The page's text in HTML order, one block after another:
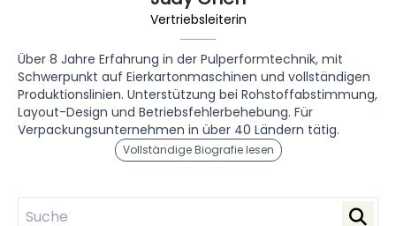
Vertriebsleiterin
Über 8 Jahre Erfahrung in der Pulperformtechnik, mit
Schwerpunkt auf Eierkartonmaschinen und vollständigen
Produktionslinien. Unterstützung bei Rohstoffabstimmung,
Layout-Design und Betriebsfehlerbehebung. Für
Verpackungsunternehmen in über 40 Ländern tätig.
Vollständige Biografie lesen